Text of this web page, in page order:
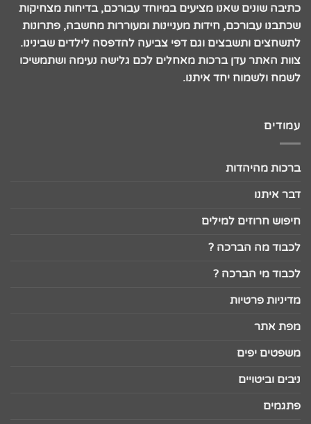
כתיבה שונים שאנו מציעים במיוחד עבורכם, בדיחות מצחיקות
שכתבנו עבורכם, חידות מעניינות ומעוררות מחשבה, פתרונות
לתשחצים ותשבצים וגם דפי צביעה להדפסה לילדים שבינינו.
צוות האתר עדן ברכות מאחלים לכם גלישה נעימה ושתמשיכו
לשמח ולשמוח יחד איתנו.
עמודים
ברכות מהיהדות
דבר איתנו
חיפוש חרוזים למילים
לכבוד מה הברכה ?
לכבוד מי הברכה ?
מדיניות פרטיות
מפת אתר
משפטים יפים
ניבים וביטויים
פתגמים